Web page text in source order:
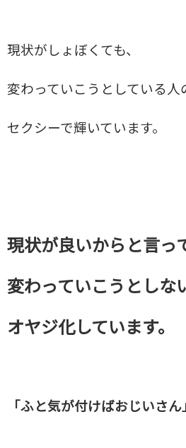
現状がしょぼくても、
変わっていこうとしている人
セクシーで輝いています。
現状が良いからと言っ
変わっていこうとしな
オヤジ化しています。
「ふと気が付けばおじいさん